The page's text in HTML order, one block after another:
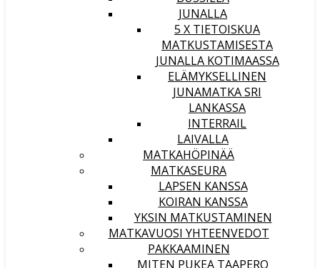
JUNALLA
5 X TIETOISKUA
MATKUSTAMISESTA
JUNALLA KOTIMAASSA
ELÄMYKSELLINEN
JUNAMATKA SRI
LANKASSA
INTERRAIL
LAIVALLA
MATKAHÖPINÄÄ
MATKASEURA
LAPSEN KANSSA
KOIRAN KANSSA
YKSIN MATKUSTAMINEN
MATKAVUOSI YHTEENVEDOT
PAKKAAMINEN
MITEN PUKEA TAAPERO